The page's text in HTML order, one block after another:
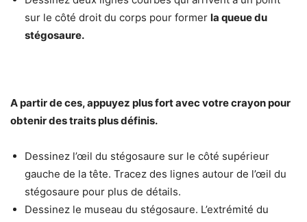
sur le côté droit du corps pour former la queue du
stégosaure.
A partir de ces, appuyez plus fort avec votre crayon pour
obtenir des traits plus définis.
Dessinez l’œil du stégosaure sur le côté supérieur
gauche de la tête. Tracez des lignes autour de l’œil du
stégosaure pour plus de détails.
Dessinez le museau du stégosaure. L’extrémité du